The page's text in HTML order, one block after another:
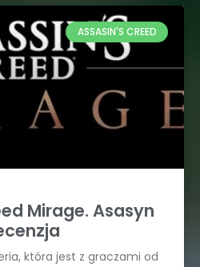
ASSASIN'S CREED
Mirage. Asasyn
która jest z graczami od